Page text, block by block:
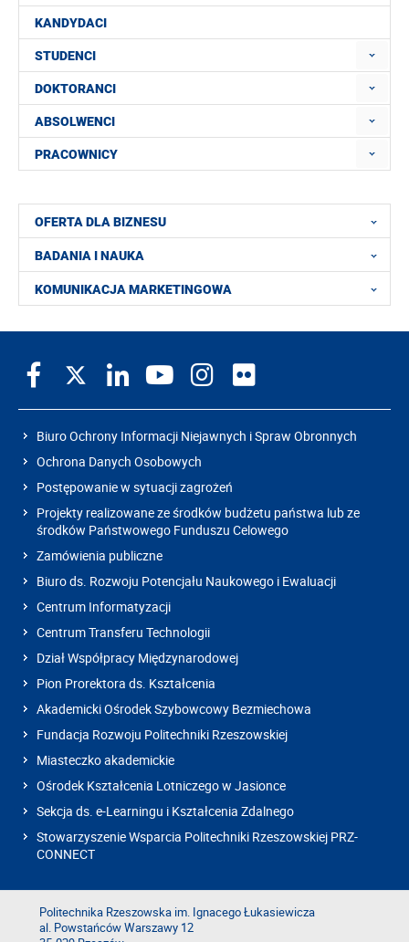
KANDYDACI
STUDENCI
DOKTORANCI
ABSOLWENCI
PRACOWNICY
OFERTA DLA BIZNESU
BADANIA I NAUKA
KOMUNIKACJA MARKETINGOWA
Biuro Ochrony Informacji Niejawnych i Spraw Obronnych
Ochrona Danych Osobowych
Postępowanie w sytuacji zagrożeń
Projekty realizowane ze środków budżetu państwa lub ze
środków Państwowego Funduszu Celowego
Zamówienia publiczne
Biuro ds. Rozwoju Potencjału Naukowego i Ewaluacji
Centrum Informatyzacji
Centrum Transferu Technologii
Dział Współpracy Międzynarodowej
Pion Prorektora ds. Kształcenia
Akademicki Ośrodek Szybowcowy Bezmiechowa
Fundacja Rozwoju Politechniki Rzeszowskiej
Miasteczko akademickie
Ośrodek Kształcenia Lotniczego w Jasionce
Sekcja ds. e-Learningu i Kształcenia Zdalnego
Stowarzyszenie Wsparcia Politechniki Rzeszowskiej PRZ-
CONNECT
Politechnika Rzeszowska im. Ignacego Łukasiewicza
al. Powstańców Warszawy 12